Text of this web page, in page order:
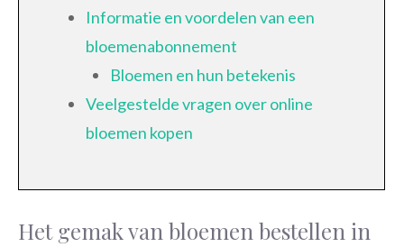
Informatie en voordelen van een
bloemenabonnement
Bloemen en hun betekenis
Veelgestelde vragen over online
bloemen kopen
Het gemak van bloemen bestellen in